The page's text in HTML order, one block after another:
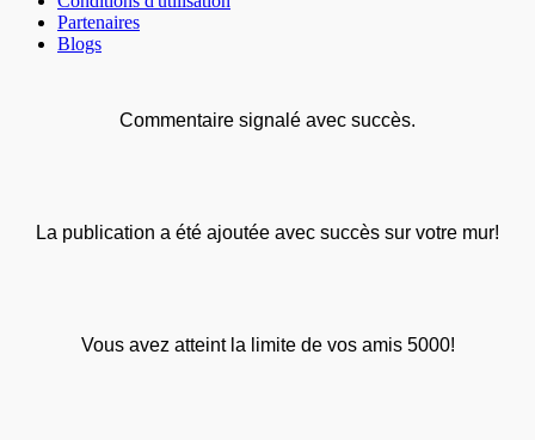
Partenaires
Blogs
Commentaire signalé avec succès.
La publication a été ajoutée avec succès sur votre mur!
Vous avez atteint la limite de vos amis 5000!